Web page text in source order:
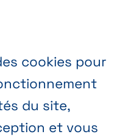
cookies pour
du site,
et vous